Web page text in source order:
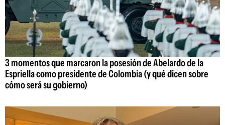
3 momentos que marcaron la posesión de Abelardo de la
Espriella como presidente de Colombia (y qué dicen sobre
cómo será su gobierno)